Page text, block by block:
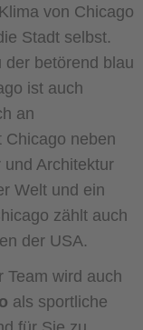
von Chicago
Stadt selbst.
der betörend blau
ist auch
an
Chicago neben
und Architektur
Welt und ein
zählt auch
der USA.
Team wird auch
als sportliche